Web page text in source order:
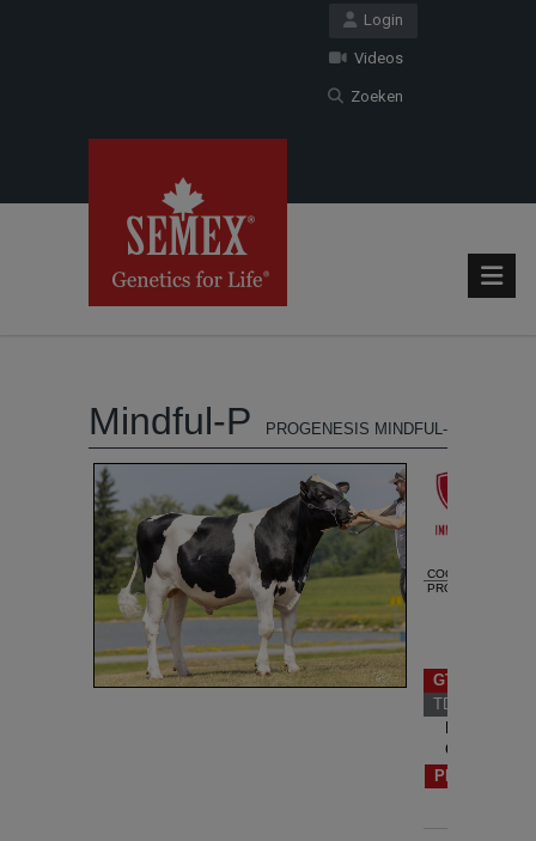
Login
Videos
Zoeken